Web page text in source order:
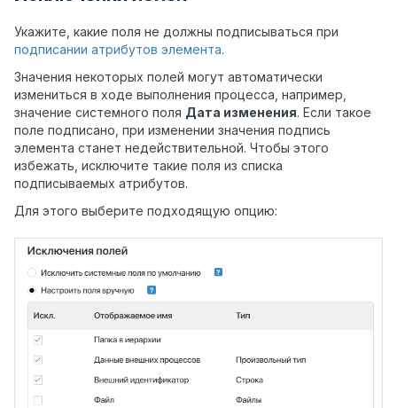
Укажите, какие поля не должны подписываться при
подписании атрибутов элемента.
Значения некоторых полей могут автоматически
измениться в ходе выполнения процесса, например,
значение системного поля Дата изменения. Если такое
поле подписано, при изменении значения подпись
элемента станет недействительной. Чтобы этого
избежать, исключите такие поля из списка
подписываемых атрибутов.
Для этого выберите подходящую опцию: